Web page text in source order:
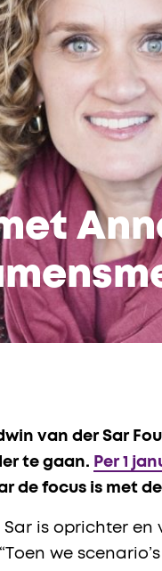
van der Sar
te gaan. Per 1
de focus is met
is oprichter en
we